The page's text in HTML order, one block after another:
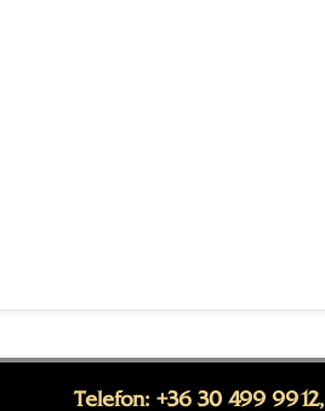
Telefon: +36 30 499 9912,